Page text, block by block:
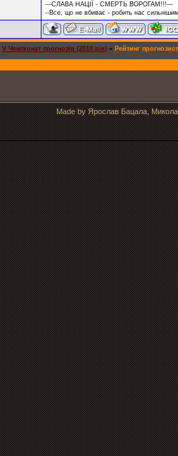
---СЛАВА НАЦІЇ - СМЕРТЬ ВОРОГАМ!!!---
--Все, що не вбиває - робить нас
V Чемпіонат прогнозів (2010 рік) » Рейтинг
Made by Ярослав Бацала,